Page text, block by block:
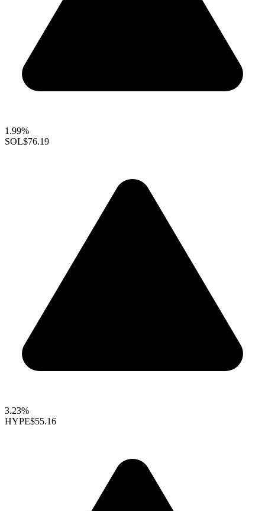
1.99%
SOL$76.19
3.23%
HYPE$55.16